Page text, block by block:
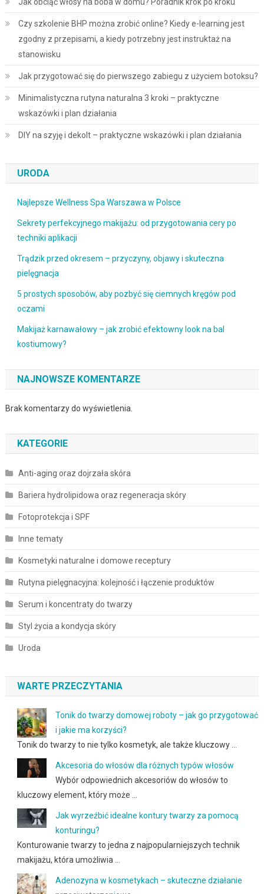
Czy szkolenie BHP można zrobić online? Kiedy e-learning jest
zgodny z przepisami, a kiedy potrzebny jest instruktaż na
stanowisku
Jak przygotować się do pierwszego zabiegu z użyciem botoksu?
Minimalistyczna rutyna naturalna 3 kroki – praktyczne
wskazówki i plan działania
DIY na szyję i dekolt – praktyczne wskazówki i plan działania
URODA
Najlepsze Wellness Spa Warszawa w Polsce
Sekrety perfekcyjnego makijażu: od przygotowania cery po
techniki aplikacji
Trądzik przed okresem – przyczyny, objawy i skuteczna
pielęgnacja
5 prostych sposobów, aby pozbyć się ciemnych kręgów pod
oczami
Makijaż karnawałowy – jak zrobić efektowny look na bal
kostiumowy?
NAJNOWSZE KOMENTARZE
Brak komentarzy do wyświetlenia.
KATEGORIE
Anti-aging oraz dojrzała skóra
Bariera hydrolipidowa oraz regeneracja skóry
Fotoprotekcja i SPF
Inne tematy
Kosmetyki naturalne i domowe receptury
Rutyna pielęgnacyjna: kolejność i łączenie produktów
Serum i koncentraty do twarzy
Styl życia a kondycja skóry
Uroda
WARTE PRZECZYTANIA
Tonik do twarzy domowej roboty – jak go przygotować
i jakie ma korzyści?
Tonik do twarzy to nie tylko kosmetyk, ale także kluczowy …
Akcesoria do włosów dla różnych typów włosów
Wybór odpowiednich akcesoriów do włosów to
kluczowy element, który może …
Jak wyrzeźbić idealne kontury twarzy za pomocą
konturingu?
Konturowanie twarzy to jedna z najpopularniejszych technik
makijażu, która umożliwia …
Adenozyna w kosmetykach – skuteczne działanie